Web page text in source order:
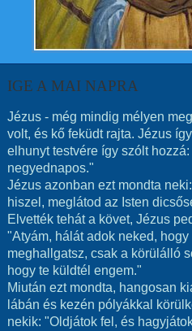
IGE A MAI NAPRA
Jézus - még mindig mélyen
volt, és kő feküdt rajta. Jézus
elhunyt testvére így szólt
negyednapos."
Jézus azonban ezt mondta
hiszel, meglátod az Isten
Elvették tehát a követ, Jézus
"Atyám, hálát adok neked,
meghallgatsz, csak a körülálló
hogy te küldtél engem."
Miután ezt mondta, hangosan
lábán és kezén pólyákkal
nekik: "Oldjátok fel, és